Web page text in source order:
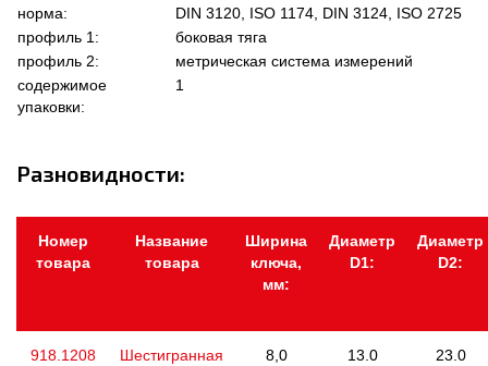
норма:
DIN 3120, ISO 1174, DIN 3124, ISO 2725
профиль 1:
боковая тяга
профиль 2:
метрическая система измерений
содержимое
упаковки:
1
Разновидности:
Номер
товара
Название
товара
Ширина
ключа,
мм:
Диаметр
D1:
Диаметр
D2:
918.1208
Шестигранная
8,0 13.0 23.0